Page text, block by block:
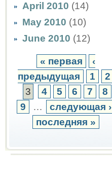
April 2010 (14)
May 2010 (10)
June 2010 (12)
« первая
‹
предыдущая
1
2
3
4 5 6 7
8
9
…
следующая ›
последняя »